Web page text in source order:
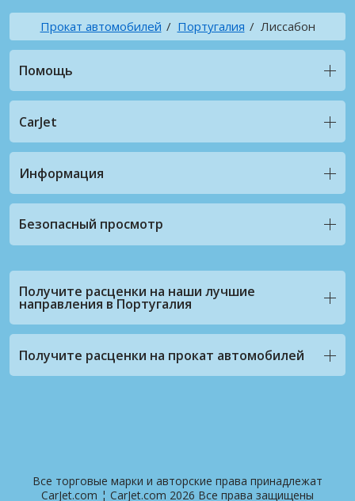
Прокат автомобилей Португалия Лиссабон
Помощь
CarJet
Информация
Безопасный просмотр
Получите расценки на наши лучшие
направления в Португалия
Получите расценки на прокат автомобилей
Все торговые марки и авторские права принадлежат
CarJet.com ¦ CarJet.com 2026 Все права защищены